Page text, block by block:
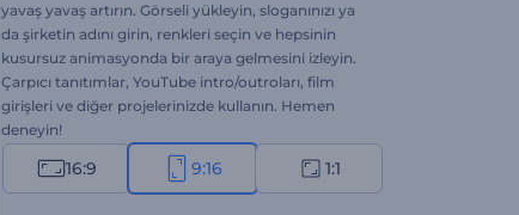
yavaş yavaş artırın. Görseli yükleyin, sloganınızı ya
da şirketin adını girin, renkleri seçin ve hepsinin
kusursuz animasyonda bir araya gelmesini izleyin.
Çarpıcı tanıtımlar, YouTube intro/outroları, film
girişleri ve diğer projelerinizde kullanın. Hemen
deneyin!
16:9 9:16 1:1